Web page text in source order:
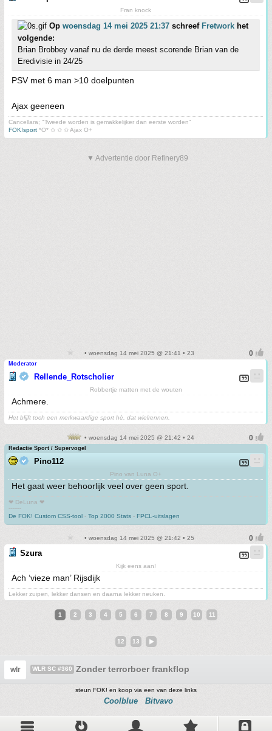
Fran knock
Op woensdag 14 mei 2025 21:37 schreef Fretwork het
volgende:
Brian Brobbey vanaf nu de derde meest scorende Brian van de
Eredivisie in 24/25
PSV met 6 man >10 doelpunten
Ajax geeneen
Cancellara; "Tweede worden is gemakkelijker dan eerste worden"
FOK!sport *O* ✩ ✩ ✩ Ajax O+
▼ Advertentie door Refinery89
• woensdag 14 mei 2025 @ 21:41 • 23
Moderator
Rellende_Rotscholier
Robbertje matten met de wouten
Achmere.
Het blijft toch een merkwaardige sport hè, dat wielrennen.
• woensdag 14 mei 2025 @ 21:42 • 24
Redactie Sport / Supervogel
Pino112
Pino van Luna O+
Het gaat weer behoorlijk veel over geen sport.
❤ DeLuna ❤
-------
De FOK! Custom CSS-tool - Top 2000 Stats - FPCL-uitslagen
• woensdag 14 mei 2025 @ 21:42 • 25
Szura
Kijk eens aan!
Ach ‘vieze man’ Rijsdijk
Lekker zuipen, lekker dansen en daarna lekker neuken.
1 2 3 4 5 6 7 8 9 10 11
12 13
wlr WLR SC #360 Zonder terrorboer frankflop
steun FOK! en koop via een van deze links
Coolblue Bitvavo